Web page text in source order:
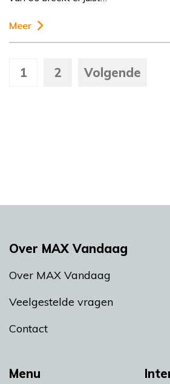
Meer
1 2 Volgende
Menu
Over MAX Vandaag
Over MAX Vandaag
Veelgestelde vragen
Contact